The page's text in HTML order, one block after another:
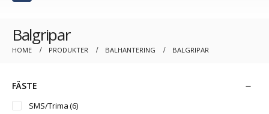
Balgripar
HOME PRODUKTER BALHANTERING BALGRIPAR
FÄSTE
SMS/Trima(6)